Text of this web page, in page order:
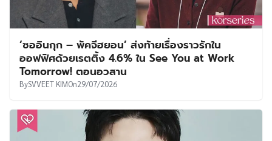
‘ซออินกุก – พัคจีฮยอน’ ส่งท้ายเรื่องราวรักใน
ออฟฟิศด้วยเรตติ้ง 4.6% ใน See You at Work
Tomorrow! ตอนอวสาน
BySVVEET KIMOn29/07/2026